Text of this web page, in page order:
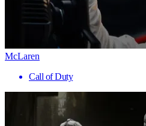
McLaren
Call of Duty